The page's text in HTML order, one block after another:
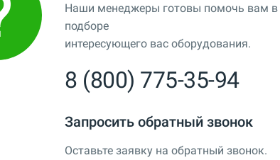
Наши менеджеры готовы помочь вам в
подборе
интересующего вас оборудования.
8 (800) 775-35-94
Запросить обратный звонок
Оставьте заявку на обратный звонок.